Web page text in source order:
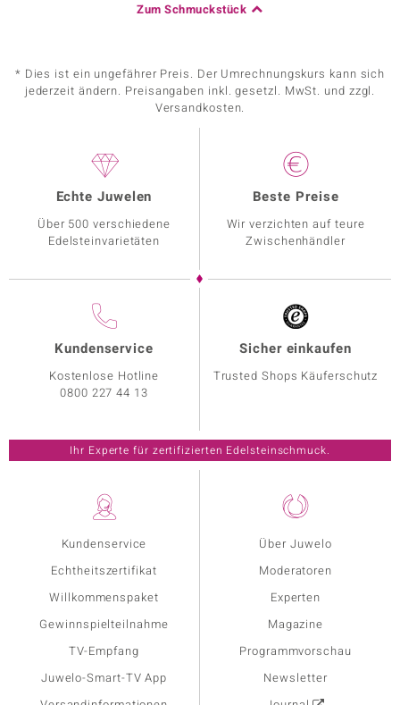
Zum Schmuckstück
* Dies ist ein ungefährer Preis. Der Umrechnungskurs kann sich
jederzeit ändern. Preisangaben inkl. gesetzl. MwSt. und zzgl.
Versandkosten.
Kundenservice
Echtheitszertifikat
Willkommenspaket
Gewinnspielteilnahme
TV-Empfang
Juwelo-Smart-TV App
Über Juwelo
Moderatoren
Experten
Magazine
Programmvorschau
Newsletter
Echte Juwelen
Über 500 verschiedene
Edelsteinvarietäten
Beste Preise
Wir verzichten auf teure
Zwischenhändler
Kundenservice
Kostenlose Hotline
0800 227 44 13
Sicher einkaufen
Trusted Shops Käuferschutz
Ihr Experte für zertifizierten Edelsteinschmuck.